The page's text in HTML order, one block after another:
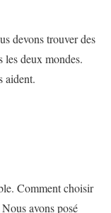
devons trouver des
les deux mondes.
aident.
Comment choisir
avons posé